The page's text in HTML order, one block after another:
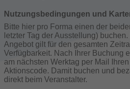
Nutzungsbedingungen und
Bitte hier pro Forma einen der
letzter Tag der Ausstellung)
Angebot gilt für den gesamten
Verfügbarkeit. Nach Ihrer Buchung
am nächsten Werktag per Mail
Aktionscode. Damit buchen und
direkt beim Veranstalter.